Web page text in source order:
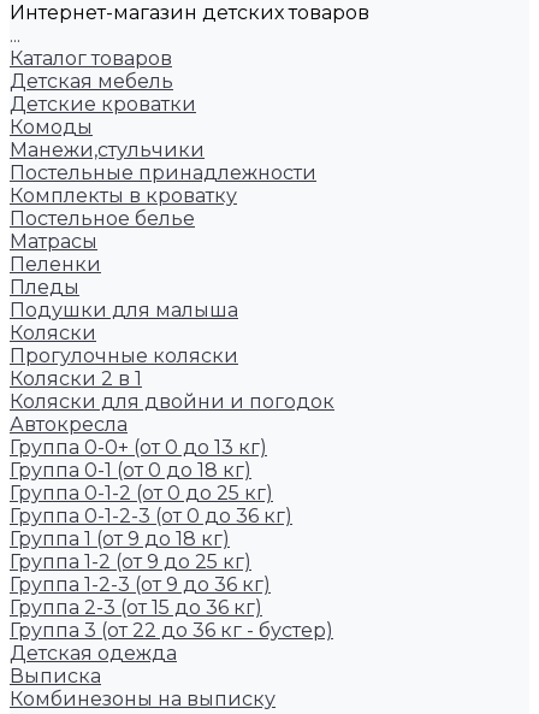
Интернет-магазин детских товаров
...
Каталог товаров
Детская мебель
Детские кроватки
Комоды
Манежи,стульчики
Постельные принадлежности
Комплекты в кроватку
Постельное белье
Матрасы
Пеленки
Пледы
Подушки для малыша
Коляски
Прогулочные коляски
Коляски 2 в 1
Коляски для двойни и погодок
Автокресла
Группа 0-0+ (от 0 до 13 кг)
Группа 0-1 (от 0 до 18 кг)
Группа 0-1-2 (от 0 до 25 кг)
Группа 0-1-2-3 (от 0 до 36 кг)
Группа 1 (от 9 до 18 кг)
Группа 1-2 (от 9 до 25 кг)
Группа 1-2-3 (от 9 до 36 кг)
Группа 2-3 (от 15 до 36 кг)
Группа 3 (от 22 до 36 кг - бустер)
Детская одежда
Выписка
Комбинезоны на выписку